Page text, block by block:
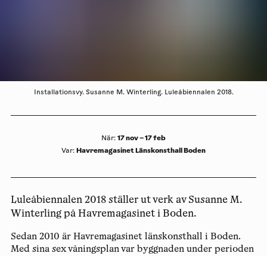
Installationsvy. Susanne M. Winterling. Luleåbiennalen 2018.
När: 17 nov – 17 feb
Var: Havremagasinet Länskonsthall Boden
Luleåbiennalen 2018 ställer ut verk av Susanne M.
Winterling på Havremagasinet i Boden.
Sedan 2010 är Havremagasinet länskonsthall i Boden.
Med sina sex våningsplan var byggnaden under perioden